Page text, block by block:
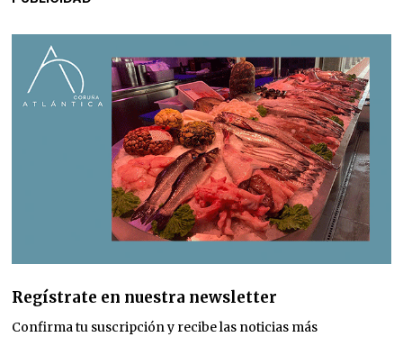
Regístrate en nuestra newsletter
Confirma tu suscripción y recibe las noticias más